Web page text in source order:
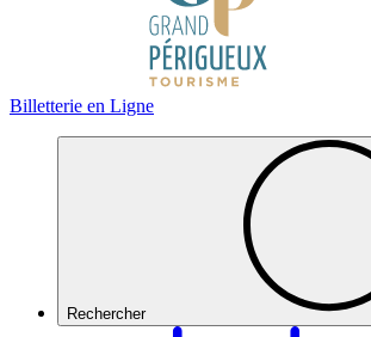
Billetterie en Ligne
Rechercher